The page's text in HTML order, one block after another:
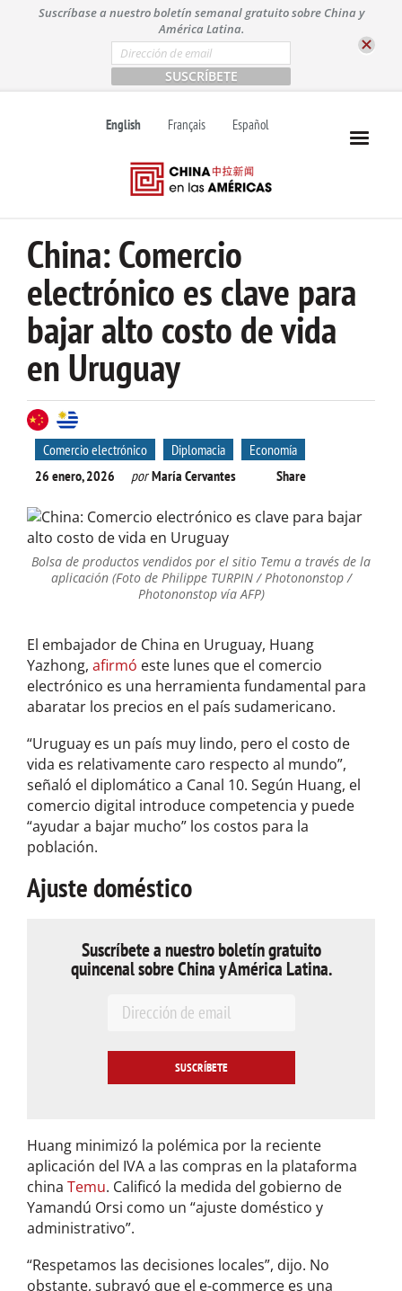
t
Suscríbase a nuestro boletín semanal gratuito sobre China y
América Latina.
E
m
a
i
*
English Français Español
China: Comercio
electrónico es clave para
bajar alto costo de vida
en Uruguay
Comercio electrónico Diplomacia
Economía
26 enero, 2026
porMaría Cervantes Share
Bolsa de productos vendidos por el sitio Temu a través de la
aplicación (Foto de Philippe TURPIN / Photononstop /
Photononstop vía AFP)
El embajador de China en Uruguay, Huang
Yazhong, afirmó este lunes que el comercio
electrónico es una herramienta fundamental para
abaratar los precios en el país sudamericano.
“Uruguay es un país muy lindo, pero el costo de
vida es relativamente caro respecto al mundo”,
señaló el diplomático a Canal 10. Según Huang, el
comercio digital introduce competencia y puede
“ayudar a bajar mucho” los costos para la
población.
Ajuste doméstico
Suscríbete a nuestro boletín gratuito
quincenal sobre China y América Latina.
Huang minimizó la polémica por la reciente
aplicación del IVA a las compras en la plataforma
china Temu. Calificó la medida del gobierno de
Yamandú Orsi como un “ajuste doméstico y
administrativo”.
“Respetamos las decisiones locales”, dijo. No
obstante, subrayó que el e-commerce es una